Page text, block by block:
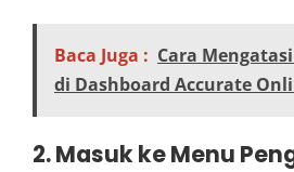
Baca Juga : Cara
di Dashboard Accurate
2. Masuk ke Menu